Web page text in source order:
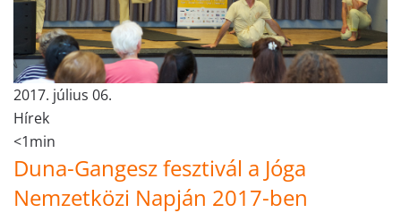
2017. július 06.
Hírek
<1min
Duna-Gangesz fesztivál a Jóga
Nemzetközi Napján 2017-ben